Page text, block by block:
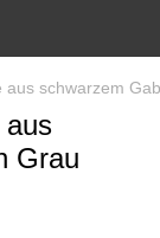
schwarzem
aus
Grau